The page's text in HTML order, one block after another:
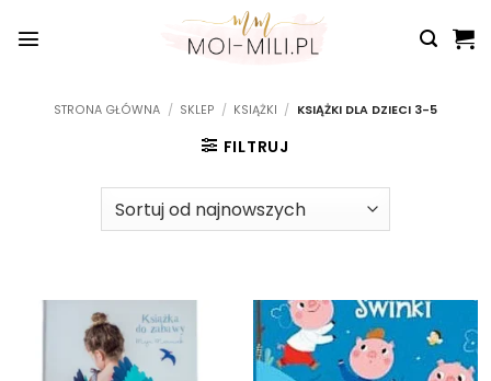
do
STRONA GŁÓWNA / SKLEP / KSIĄŻKI / KSIĄŻKI DLA DZIECI 3-5
FILTRUJ